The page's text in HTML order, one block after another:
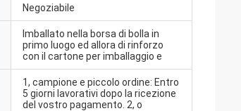
Negoziabile
Imballato nella borsa di bolla in
primo luogo ed allora di rinforzo
con il cartone per imballaggio e
1, campione e piccolo ordine: Entro
5 giorni lavorativi dopo la ricezione
del vostro pagamento. 2, o